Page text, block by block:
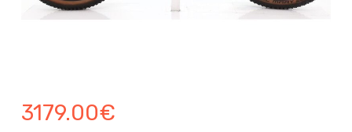
3179.00€